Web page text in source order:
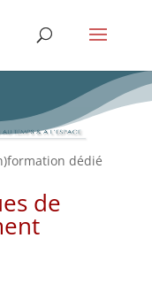
dédié
de